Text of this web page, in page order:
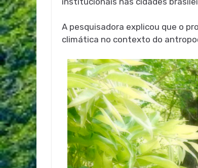
A pesquisadora explicou que o
climática no contexto do